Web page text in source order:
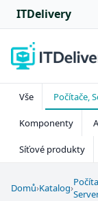
ITDelivery
Vše Počítače,
Komponenty
Síťové produkty
Domů›Katalog›